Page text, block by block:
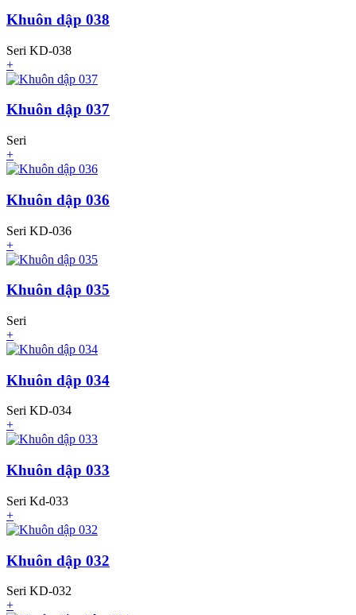
Khuôn dập 038
Seri KD-038
+
Khuôn dập 037
Seri
+
Khuôn dập 036
Seri KD-036
+
Khuôn dập 035
Seri
+
Khuôn dập 034
Seri KD-034
+
Khuôn dập 033
Seri Kd-033
+
Khuôn dập 032
Seri KD-032
+